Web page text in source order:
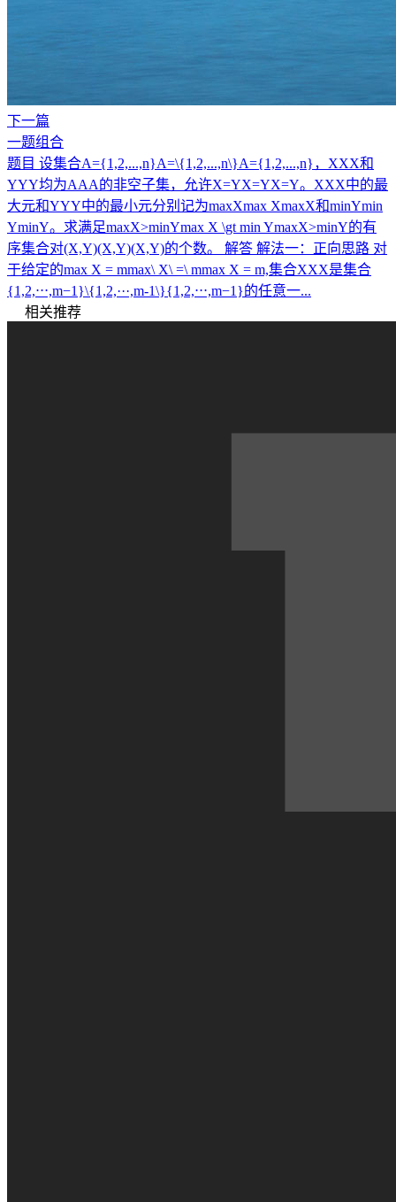
下一篇
一题组合
题目 设集合A={1,2,...,n}A=\{1,2,...,n\}A={1,2,...,n}，XXX和
YYY均为AAA的非空子集，允许X=YX=YX=Y。XXX中的最
大元和YYY中的最小元分别记为maxXmax XmaxX和minYmin
YminY。求满足maxX>minYmax X \gt min YmaxX>minY的有
序集合对(X,Y)(X,Y)(X,Y)的个数。 解答 解法一：正向思路 对
于给定的max X = mmax\ X\ =\ mmax X = m,集合XXX是集合
{1,2,⋅⋅⋅,m−1}\{1,2,···,m-1\}{1,2,⋅⋅⋅,m−1}的任意一...
相关推荐